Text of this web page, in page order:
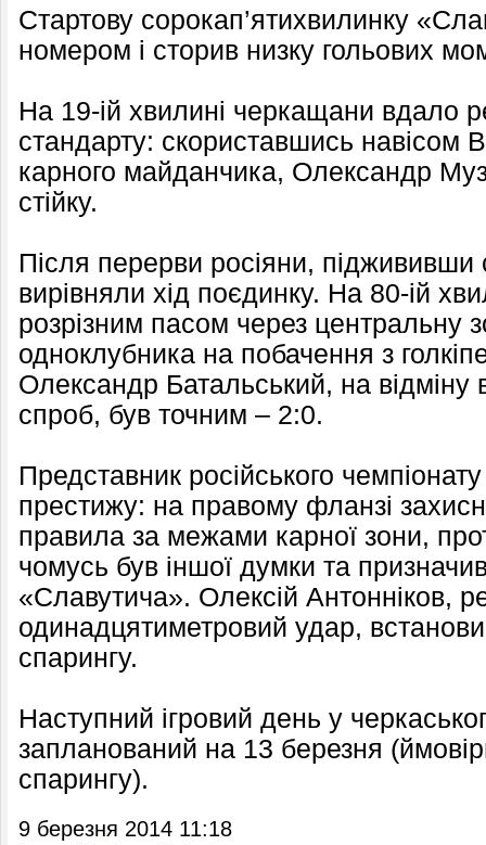
Стартову сорокап’ятихвилинку
номером і сторив низку гольових
На 19-ій хвилині черкащани вдало
стандарту: скориставшись навісом
карного майданчика, Олександр
стійку.
Після перерви росіяни, піджививши
вирівняли хід поєдинку. На 80-ій
розрізним пасом через центральну
одноклубника на побачення з
Олександр Батальський, на відміну
спроб, був точним – 2:0.
Представник російського
престижу: на правому фланзі
правила за межами карної зони,
чомусь був іншої думки та призначив
«Славутича». Олексій Антонніков,
одинадцятиметровий удар,
спарингу.
Наступний ігровий день у
запланований на 13 березня
спарингу).
9 березня 2014 11:18